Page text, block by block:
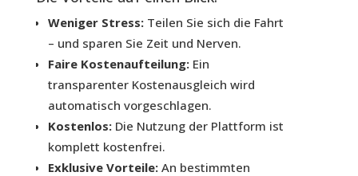
Weniger Stress:Teilen Sie sich die Fahrt
– und sparen Sie Zeit und Nerven.
Faire Kostenaufteilung:Ein
transparenter Kostenausgleich wird
automatisch vorgeschlagen.
Kostenlos:Die Nutzung der Plattform ist
komplett kostenfrei.
Exklusive Vorteile:An bestimmten